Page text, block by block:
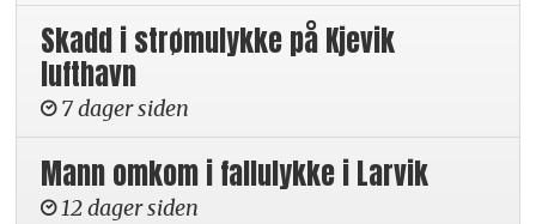
Skadd i strømulykke på Kjevik
lufthavn
7 dager siden
Mann omkom i fallulykke i Larvik
12 dager siden